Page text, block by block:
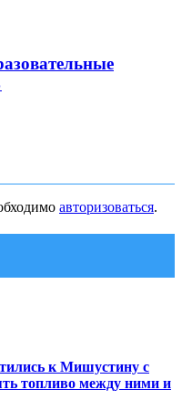
авторизоваться.
к Мишустину с
топливо между ними и